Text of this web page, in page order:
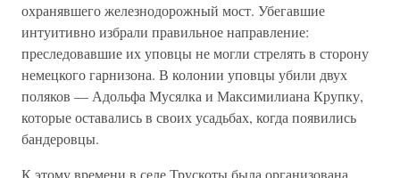
охранявшего железнодорожный мост. Убегавшие
интуитивно избрали правильное направление:
преследовавшие их уповцы не могли стрелять в сторону
немецкого гарнизона. В колонии уповцы убили двух
поляков — Адольфа Мусялка и Максимилиана Крупку,
которые оставались в своих усадьбах, когда появились
бандеровцы.
К этому времени в селе Трускоты была организована